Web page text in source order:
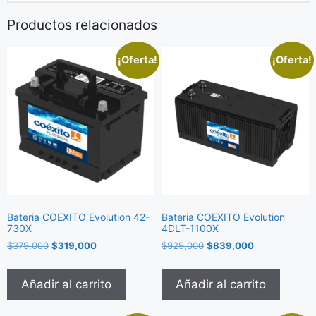
Productos relacionados
¡Oferta!
Bateria COEXITO Evolution 42-
730X
$379,000 $319,000
Añadir al carrito
¡Oferta!
Bateria COEXITO Evolution
4DLT-1100X
$929,000 $839,000
Añadir al carrito